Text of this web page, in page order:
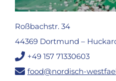
Roßbachstr. 34
44369 Dortmund –
+49 157 71330603
food@nordisch-